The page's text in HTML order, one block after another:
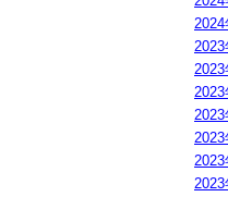
2024
2023
2023
2023
2023
2023
2023
2023